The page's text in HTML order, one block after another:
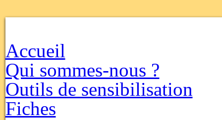
Accueil
Qui sommes-nous ?
Outils de sensibilisation
Fiches